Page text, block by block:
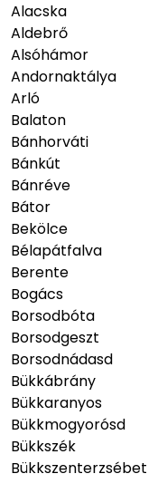
Alacska
Aldebrő
Alsóhámor
Andornaktálya
Arló
Balaton
Bánhorváti
Bánkút
Bánréve
Bátor
Bekölce
Bélapátfalva
Berente
Bogács
Borsodbóta
Borsodgeszt
Borsodnádasd
Bükkábrány
Bükkaranyos
Bükkmogyorósd
Bükkszék
Bükkszenterzsébet